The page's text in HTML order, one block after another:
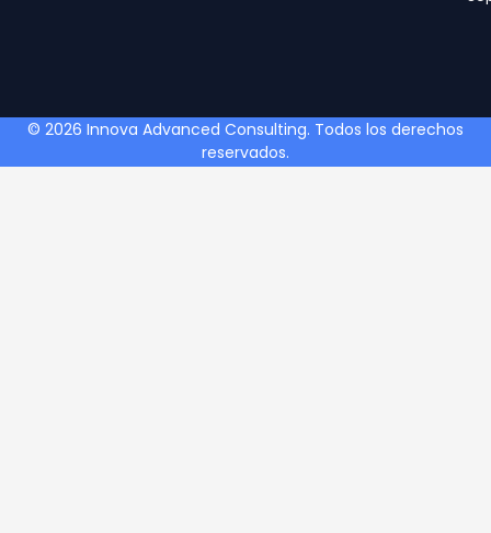
© 2026 Innova Advanced Consulting. Todos los derechos
reservados.